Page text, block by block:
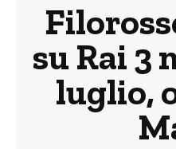
su Rai 3
luglio,